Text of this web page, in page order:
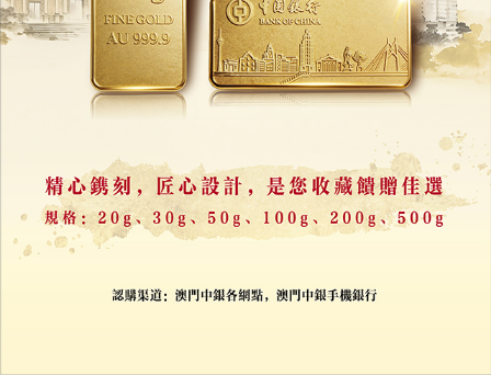
政府停擺 美聯儲陷「盲飛」困局